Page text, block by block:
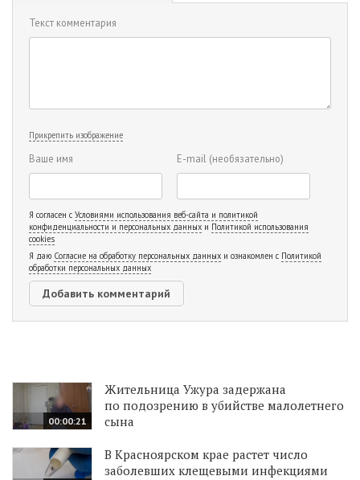
Текст комментария
Прикрепить изображение
Ваше имя E-mail (необязательно)
Я согласен с Условиями использования веб-сайта и политикой
конфиденциальности и персональных данных и Политикой использования
cookies
Я даю Согласие на обработку персональных данных и ознакомлен с Политикой
обработки персональных данных
00:00:21
Жительница Ужура задержана
по подозрению в убийстве малолетнего
сына
В Красноярском крае растет число
заболевших клещевыми инфекциями